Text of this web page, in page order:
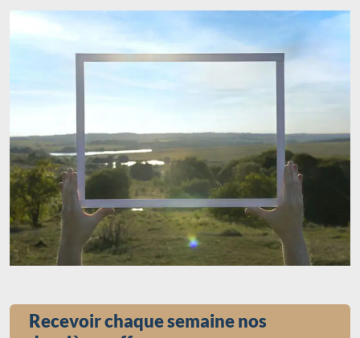
Recevoir chaque semaine nos